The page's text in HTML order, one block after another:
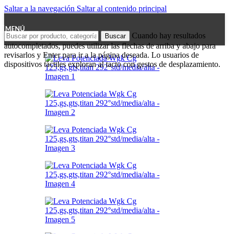
Saltar a la navegación Saltar al contenido principal
MENÚ
Buscar
Cuando hay resultados
autocompletados, puedes utilizar las flechas de arriba y abajo para
revisarlos y Enter para ir a la página deseada. Lo usuarios de
dispositivos táctiles exploran al tacto con gestos de desplazamiento.